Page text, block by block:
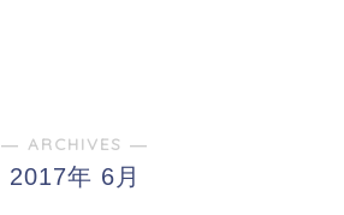
― ARCHIVES ―
2017年 6月